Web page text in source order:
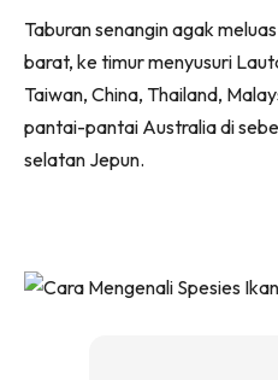
Taburan senangin agak
barat, ke timur menyusuri
Taiwan, China, Thailand,
pantai-pantai Australia di
selatan Jepun.